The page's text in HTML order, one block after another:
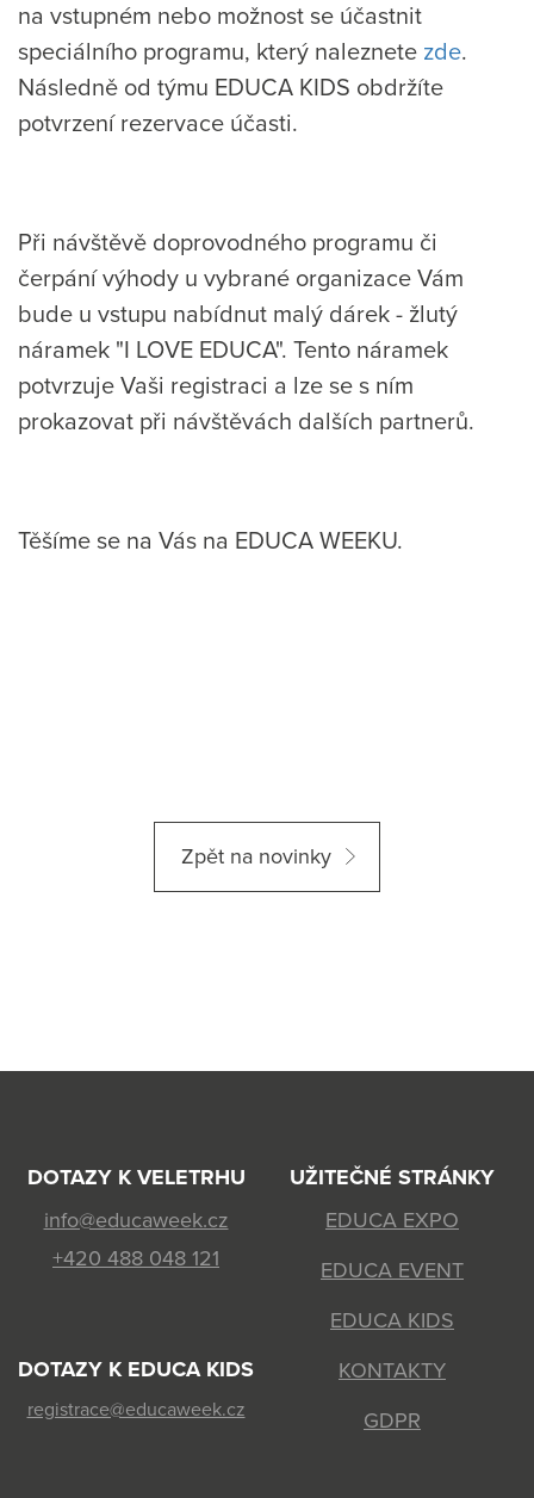
na vstupném nebo možnost se účastnit
speciálního programu, který naleznete zde.
Následně od týmu EDUCA KIDS obdržíte
potvrzení rezervace účasti.
Při návštěvě doprovodného programu či
čerpání výhody u vybrané organizace Vám
bude u vstupu nabídnut malý dárek - žlutý
náramek "I LOVE EDUCA". Tento náramek
potvrzuje Vaši registraci a lze se s ním
prokazovat při návštěvách dalších partnerů.
Těšíme se na Vás na EDUCA WEEKU.
Zpět na novinky
DOTAZY K VELETRHU
info@educaweek.cz
+420 488 048 121
DOTAZY K EDUCA KIDS
registrace@educaweek.cz
UŽITEČNÉ STRÁNKY
EDUCA EXPO
EDUCA EVENT
EDUCA KIDS
KONTAKTY
GDPR